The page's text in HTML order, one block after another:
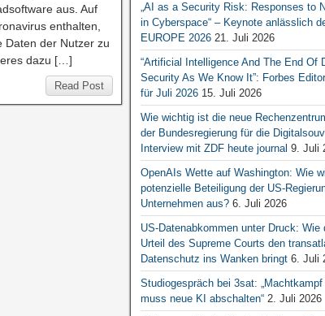
aus. Auf
enthalten,
Daten der Nutzer zu
dazu […]
Read Post
„AI as a Security Risk: Responses to
in Cyberspace“ – Keynote anlässlich
EUROPE 2026 21. Juli 2026
“Artificial Intelligence And The End Of
Security As We Know It”: Forbes
für Juli 2026 15. Juli 2026
Wie wichtig ist die neue
der Bundesregierung für die
Interview mit ZDF heute journal 9. Juli
OpenAIs Wette auf Washington: Wie
potenzielle Beteiligung der US-
Unternehmen aus? 6. Juli 2026
US-Datenabkommen unter Druck: Wie
Urteil des Supreme Courts den
Datenschutz ins Wanken bringt 6. Juli
Studiogespräch bei 3sat: „Machtkampf
muss neue KI abschalten“ 2. Juli 2026